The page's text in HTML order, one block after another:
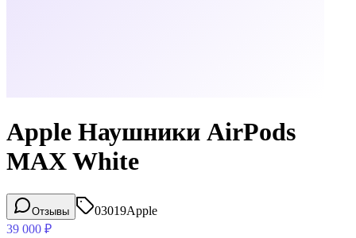
Apple Наушники AirPods
MAX White
Отзывы 03019Apple
39 000 ₽